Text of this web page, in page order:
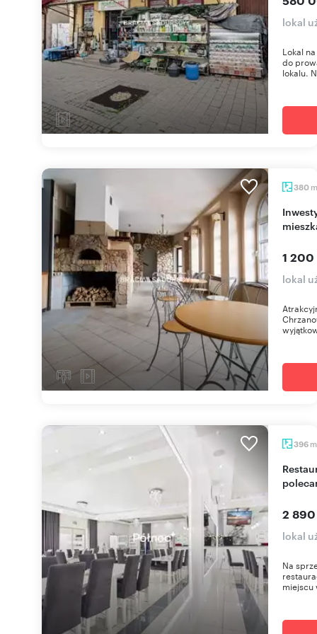
lokal
Lokal
do
lokalu.
380 m
Inwestycja Chrzanów – lokal usługowo-
1 200
lokal
396 m
Restauracja z wyposażeniem, 396 m², Pcim -
2
lokal
Na
miejscu